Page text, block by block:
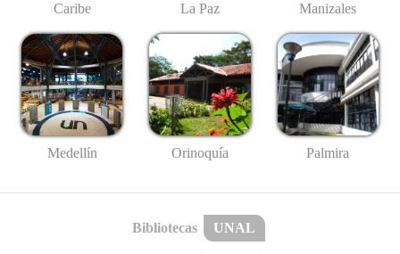
Caribe La Paz Manizales
Medellín Orinoquía Palmira
Bibliotecas UNAL